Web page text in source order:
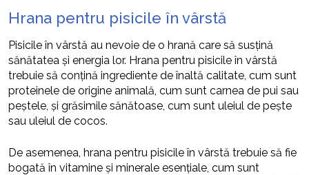
Hrana pentru pisicile în vârstă
Pisicile în vârstă au nevoie de o hrană care să susțină
sănătatea și energia lor. Hrana pentru pisicile în vârstă
trebuie să conțină ingrediente de înaltă calitate, cum sunt
proteinele de origine animală, cum sunt carnea de pui sau
peștele, și grăsimile sănătoase, cum sunt uleiul de pește
sau uleiul de cocos.
De asemenea, hrana pentru pisicile în vârstă trebuie să fie
bogată în vitamine și minerale esențiale, cum sunt